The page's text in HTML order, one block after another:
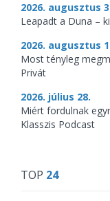
2026. augusztus
Leapadt a Duna –
2026. augusztus
Most tényleg
Privát
2026. július 28.
Miért fordulnak
Klasszis Podcast
TOP 24